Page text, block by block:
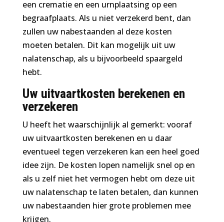
een crematie en een urnplaatsing op een
begraafplaats. Als u niet verzekerd bent, dan
zullen uw nabestaanden al deze kosten
moeten betalen. Dit kan mogelijk uit uw
nalatenschap, als u bijvoorbeeld spaargeld
hebt.
Uw uitvaartkosten berekenen en
verzekeren
U heeft het waarschijnlijk al gemerkt: vooraf
uw uitvaartkosten berekenen en u daar
eventueel tegen verzekeren kan een heel goed
idee zijn. De kosten lopen namelijk snel op en
als u zelf niet het vermogen hebt om deze uit
uw nalatenschap te laten betalen, dan kunnen
uw nabestaanden hier grote problemen mee
krijgen.